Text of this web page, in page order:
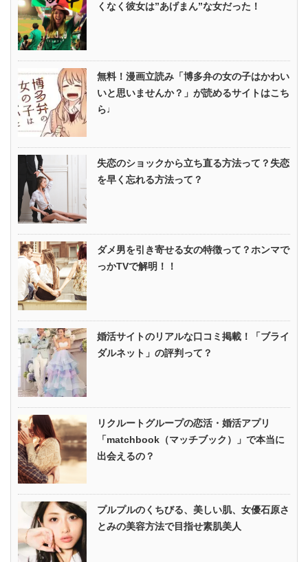
くなく彼女は”あげまん”な女だった！
無料！漫画立読み「博多弁の女の子はかわい
いと思いませんか？」が読めるサイトはこち
ら♩
失恋のショックから立ち直る方法って？失恋
を早く忘れる方法って？
ダメ男を引き寄せる女の特徴って？ホンマで
っかTVで解明！！
婚活サイトのリアルな口コミ掲載！「ブライ
ダルネット」の評判って？
リクルートグループの恋活・婚活アプリ
「matchbook（マッチブック）」で本当に
出会えるの？
プルプルのくちびる、美しい肌、女優石原さ
とみの美容方法で目指せ素肌美人